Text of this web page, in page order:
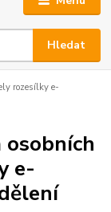
Hledat
rozesílky e-
e-